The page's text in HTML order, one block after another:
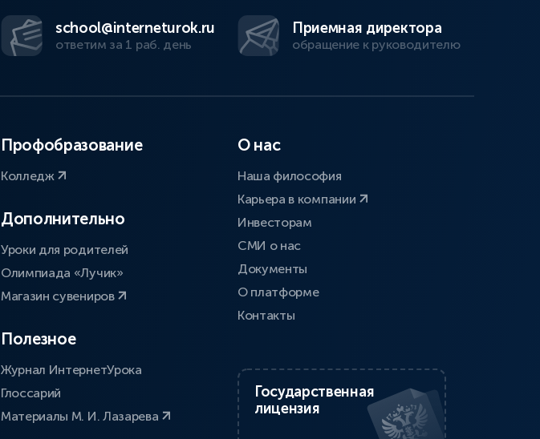
school@interneturok.ru
ответим за 1 раб. день
Приемная директора
обращение к руководителю
Профобразование
Колледж
Дополнительно
Уроки для родителей
Олимпиада «Лучик»
Магазин сувениров
Полезное
Журнал ИнтернетУрока
Глоссарий
Материалы М. И. Лазарева
О нас
Наша философия
Карьера в компании
Инвесторам
СМИ о нас
Документы
О платформе
Контакты
Государственная
лицензия